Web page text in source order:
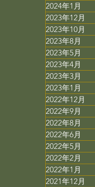
2024年1月
2023年12月
2023年10月
2023年8月
2023年5月
2023年4月
2023年3月
2023年1月
2022年12月
2022年9月
2022年8月
2022年6月
2022年5月
2022年2月
2022年1月
2021年12月